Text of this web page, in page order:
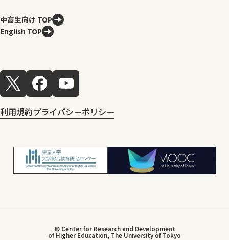
中高生向け TOP
English TOP
利用規約プライバシーポリシー
© Center for Research and Development
of Higher Education, The University of Tokyo